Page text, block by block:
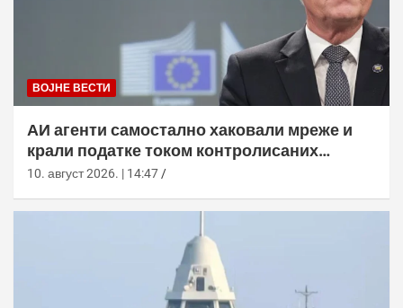
ВОЈНЕ ВЕСТИ
АИ агенти самостално хаковали мреже и
крали податке током контролисаних
тестова
10. август 2026. | 14:47